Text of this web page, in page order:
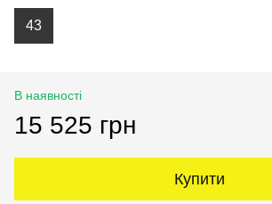
43
В наявності
15 525 грн
Купити